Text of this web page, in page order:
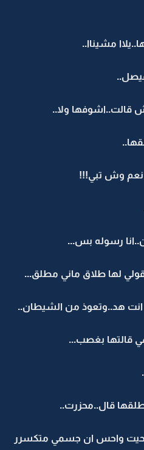
مشيناا..
ولا..
وش تبي!!!
رسوله بس...
لها طلاق ماني مطلق...
انت هد..وتعوذ من الشيطان..
بغصب...
قال..محزرت..